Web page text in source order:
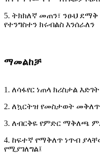
5. ትክክለኛ መጠን፣ ንፁህ
የተንግስተን ክሩብልስ እንሰራለን
ማመልከቻ
1. ለሳፋየር ነጠላ ክሪስታል
2. ለኳርትዝ የመስታወት መቅለጥ
3. ለብርቅዬ የምድር ማቅለጫ
4. ከፍተኛ የማቅለጥ ነጥብ
የሚያገለግል፤